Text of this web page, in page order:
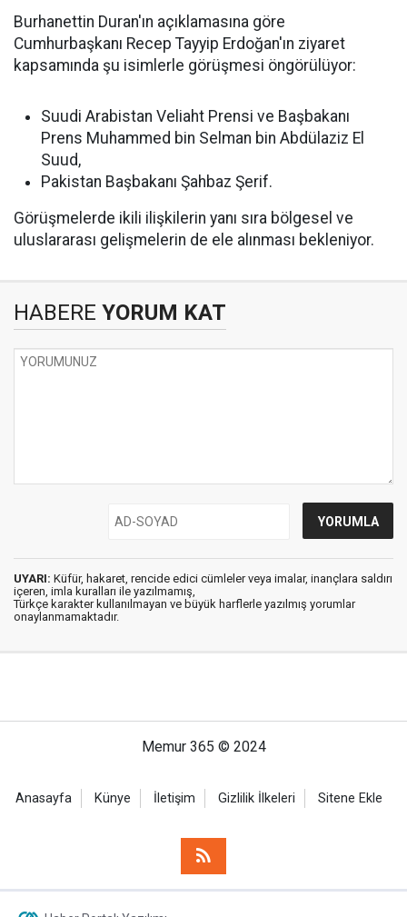
Burhanettin Duran'ın açıklamasına göre
Cumhurbaşkanı Recep Tayyip Erdoğan'ın ziyaret
kapsamında şu isimlerle görüşmesi öngörülüyor:
Suudi Arabistan Veliaht Prensi ve Başbakanı
Prens Muhammed bin Selman bin Abdülaziz El
Suud,
Pakistan Başbakanı Şahbaz Şerif.
Görüşmelerde ikili ilişkilerin yanı sıra bölgesel ve
uluslararası gelişmelerin de ele alınması bekleniyor.
HABERE YORUM KAT
UYARI: Küfür, hakaret, rencide edici cümleler veya imalar, inançlara saldırı
içeren, imla kuralları ile yazılmamış,
Türkçe karakter kullanılmayan ve büyük harflerle yazılmış yorumlar
onaylanmamaktadır.
Memur 365 © 2024
Anasayfa Künye İletişim Gizlilik İlkeleri Sitene Ekle